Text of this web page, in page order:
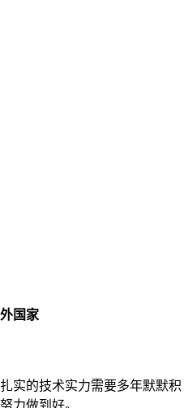
国家
实的技术实力需要多年默默积
力做到好。